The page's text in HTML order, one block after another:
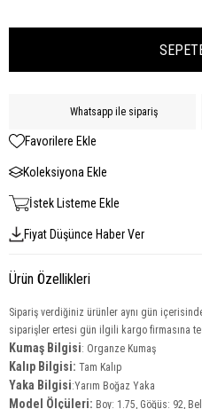
Whatsapp ile sipariş
Favorilere Ekle
Koleksiyona Ekle
İstek Listeme Ekle
Fiyat Düşünce Haber Ver
Ürün Özellikleri
Sipariş verdiğiniz ürünler aynı gün
siparişler ertesi gün ilgili kargo firmasına
Kumaş Bilgisi: Organze Kumaş
Kalıp Bilgisi: Tam Kalıp
Yaka Bilgisi:Yarım Boğaz Yaka
Model Ölçüleri: Boy: 1.75, Göğüs: 92,